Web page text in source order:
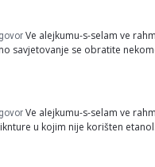
Ve alejkumu-s-selam ve
savjetovanje se obratite
Ve alejkumu-s-selam ve
u kojim nije korišten